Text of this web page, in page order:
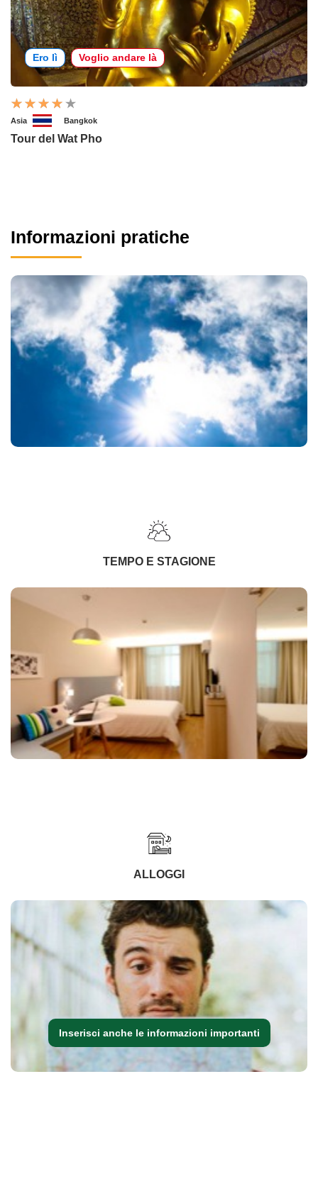
Ero lì Voglio andare là
Asia Bangkok
Tour del Wat Pho
Informazioni pratiche
TEMPO E STAGIONE
ALLOGGI
Inserisci anche le informazioni importanti